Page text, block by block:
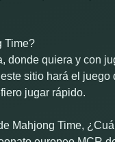
Time?
donde quiera y con
sitio hará el
jugar rápido.
Mahjong Time,